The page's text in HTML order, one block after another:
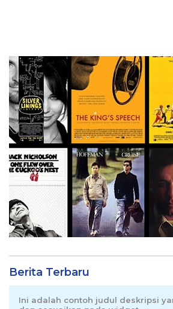
Berita Terbaru
Ini adalah contoh judul deskripsi